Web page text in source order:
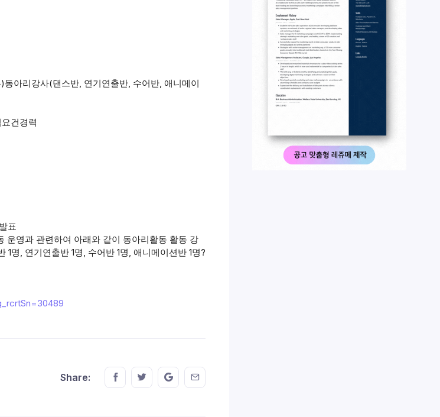
아리강사(댄스반, 연기연출반, 수어반, 애니메이
건경력
표
운영과 관련하여 아래와 같이 동아리활동 활동 강
명, 연기연출반 1명, 수어반 1명, 애니메이션반 1명?
Share: Share this on FaceBook
Share this on Twitter
Share this on GMail
Share this on EMail